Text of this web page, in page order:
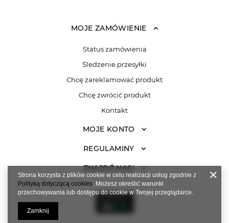
MOJE ZAMÓWIENIE
Status zamówienia
Śledzenie przesyłki
Chcę zareklamować produkt
Chcę zwrócić produkt
Kontakt
MOJE KONTO
REGULAMINY
ZNAJDŹ NAS!
Strona korzysta z plików cookie w celu realizacji usług zgodnie z
Polityką dotyczącą cookies. Możesz określić warunki
przechowywania lub dostępu do cookie w Twojej przeglądarce.
Zamknij